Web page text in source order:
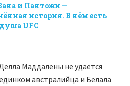
и Пантожи —
история. В нём есть
UFC
Маддалены не удаётся
австралийца и Белала